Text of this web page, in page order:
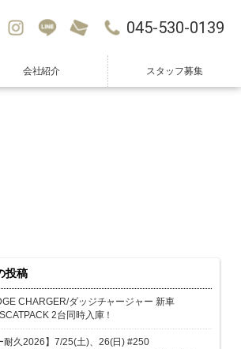
045-530-0139
会社紹介 スタッフ募集
投稿
CHARGER/ダッジチャージャー 新車
2台同時入庫！
耐久2026】7/25(土)、26(日) #250